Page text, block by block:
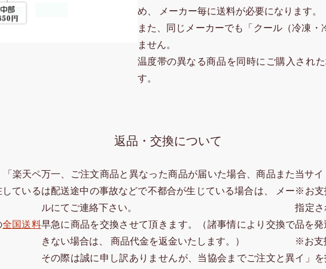
め、 メーカー毎に送料が必要になります。
また、同じメーカーでも「クール（冷凍
ません。
温度帯の異なる商品を同時にご購入され
す。
「楽天ペ
ている
全国送料
返品・交換について
万一、ご注文商品と異なった商品が届いた場合、商品また
は配送途中の事故などで不都合が生じている場合は、 メー
ルにてご連絡下さい。
早急に商品を交換させて頂きます。（諸事情により交換で
きない場合は、 商品代金を返金いたします。）
その際は誠に申し訳ありませんが、当協会までご注文と異
当サイ
※お支
指定
品を発
※お支
イ」